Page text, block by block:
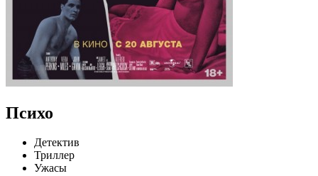
Психо
Детектив
Триллер
Ужасы